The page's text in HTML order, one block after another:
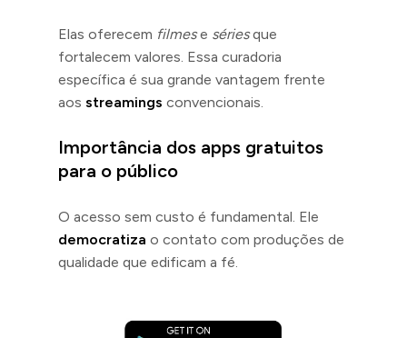
Elas oferecem filmese sériesque
fortalecem valores. Essa curadoria
específica é sua grande vantagem frente
aos streamings convencionais.
Importância dos apps gratuitos
para o público
O acesso sem custo é fundamental. Ele
democratiza o contato com produções de
qualidade que edificam a fé.